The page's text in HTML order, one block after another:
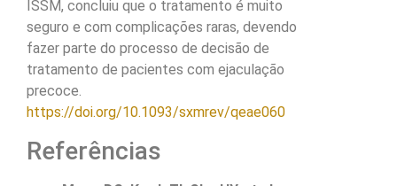
ISSM, concluiu que o tratamento é muito
seguro e com complicações raras, devendo
fazer parte do processo de decisão de
tratamento de pacientes com ejaculação
precoce.
https://doi.org/10.1093/sxmrev/qeae060
Referências